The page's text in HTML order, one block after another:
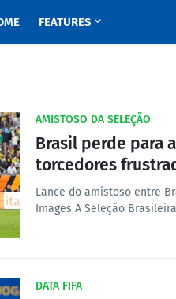
FEATURES
AMISTOSO DA SELEÇÃO
Brasil perde para
torcedores
Lance do amistoso entre
Images A Seleção
DATA FIFA